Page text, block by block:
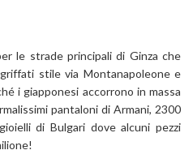
le strade principali di Ginza che
stile via Montanapoleone e
i giapponesi accorrono in massa
pantaloni di Armani, 2300
di Bulgari dove alcuni pezzi